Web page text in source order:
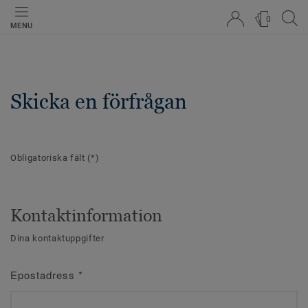
MENU
0
Skicka en förfrågan
Obligatoriska fält (*)
Kontaktinformation
Dina kontaktuppgifter
Epostadress *